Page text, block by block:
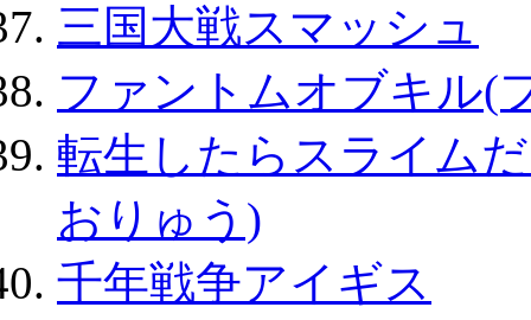
三国大戦スマッシュ
ファントムオブキル(
転生したらスライム
おりゅう)
千年戦争アイギス